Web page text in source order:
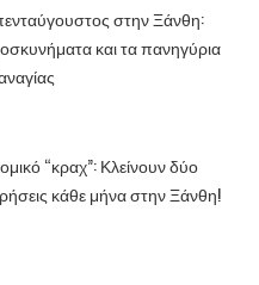
στην Ξάνθη:
και τα πανηγύρια
“κραχ”: Κλείνουν δύο
κάθε μήνα στην Ξάνθη!